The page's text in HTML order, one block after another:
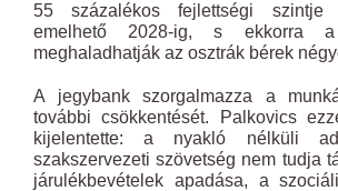
55 százalékos fejlettségi szintje
emelhető 2028-ig, s ekkorra
meghaladhatják az osztrák bérek
A jegybank szorgalmazza a
további csökkentését. Palkovics
kijelentette: a nyakló nélküli
szakszervezeti szövetség nem tudja
járulékbevételek apadása, a